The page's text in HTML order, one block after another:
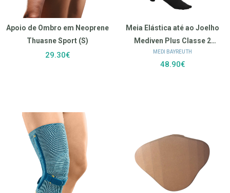
Apoio de Ombro em Neoprene
Thuasne Sport (S)
29.30€
Meia Elástica até ao Joelho
Mediven Plus Classe 2
(VII.PRETO.PE FECHADA)
MEDI BAYREUTH
48.90€